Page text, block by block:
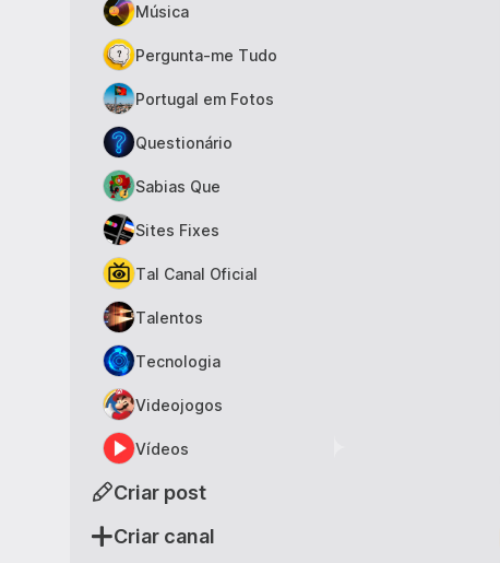
Criar canal
Criar post
Música
Pergunta-me Tudo
Portugal em Fotos
Questionário
Sabias Que
Sites Fixes
Tal Canal Oficial
Talentos
Tecnologia
Videojogos
Vídeos